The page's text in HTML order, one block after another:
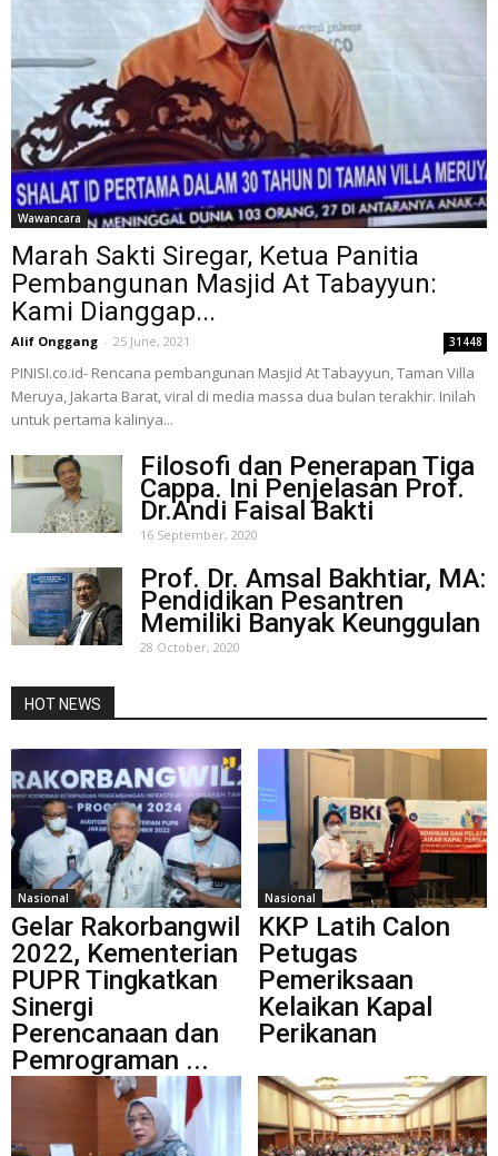
Wawancara
Marah Sakti Siregar, Ketua Panitia
Pembangunan Masjid At Tabayyun:
Kami Dianggap...
Alif Onggang - 25 June, 2021 31448
PINISI.co.id- Rencana pembangunan Masjid At Tabayyun, Taman Villa
Meruya, Jakarta Barat, viral di media massa dua bulan terakhir. Inilah
untuk pertama kalinya...
Filosofi dan Penerapan Tiga
Cappa. Ini Penjelasan Prof.
Dr.Andi Faisal Bakti
16 September, 2020
Prof. Dr. Amsal Bakhtiar, MA:
Pendidikan Pesantren
Memiliki Banyak Keunggulan
28 October, 2020
HOT NEWS
Nasional
Gelar Rakorbangwil
2022, Kementerian
PUPR Tingkatkan
Sinergi
Perencanaan dan
Pemrograman ...
Nasional
KKP Latih Calon
Petugas
Pemeriksaan
Kelaikan Kapal
Perikanan